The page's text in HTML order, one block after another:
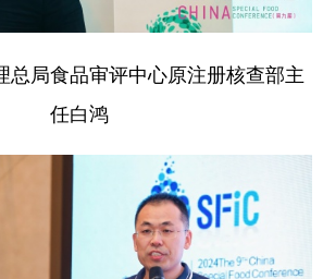
总局食品审评中心原注册核查部主
任白鸿